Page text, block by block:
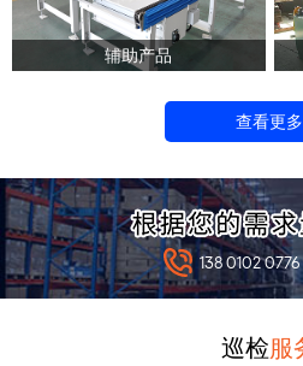
辅助产品
查看更多
138 0102 0776
巡检服